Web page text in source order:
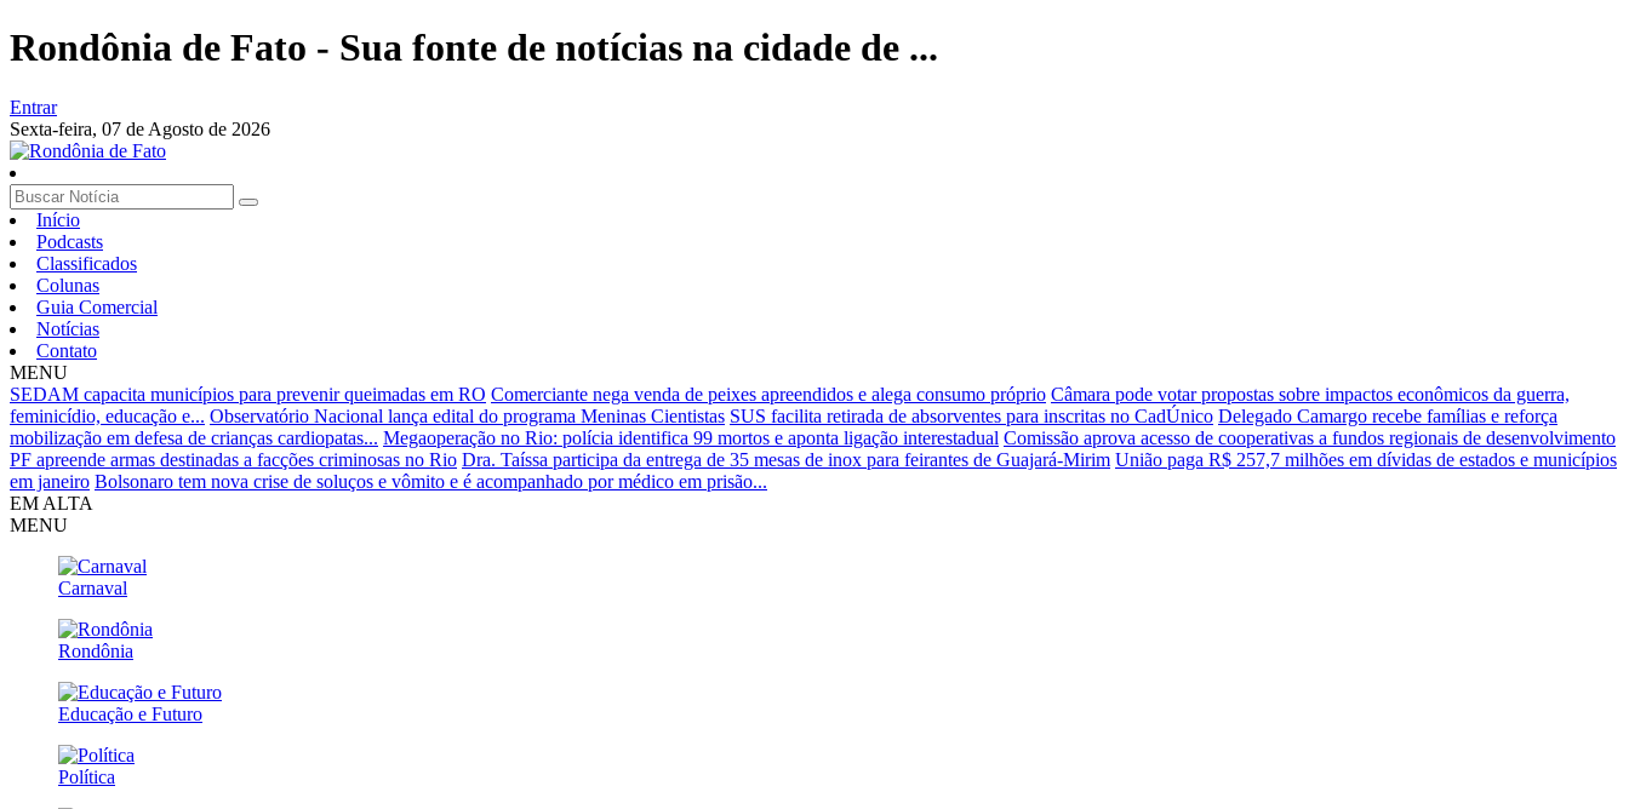
Rondônia de Fato - Sua fonte de notícias na cidade de ...
Entrar
Sexta-feira, 07 de Agosto de 2026
Início
Podcasts
Classificados
Colunas
Guia Comercial
Notícias
Contato
MENU
SEDAM capacita municípios para prevenir queimadas em RO Comerciante nega venda de peixes apreendidos e alega consumo próprio Câmara pode votar propostas sobre impactos econômicos da guerra,
feminicídio, educação e... Observatório Nacional lança edital do programa Meninas Cientistas SUS facilita retirada de absorventes para inscritas no CadÚnico Delegado Camargo recebe famílias e reforça
mobilização em defesa de crianças cardiopatas... Megaoperação no Rio: polícia identifica 99 mortos e aponta ligação interestadual Comissão aprova acesso de cooperativas a fundos regionais de desenvolvimento
PF apreende armas destinadas a facções criminosas no Rio Dra. Taíssa participa da entrega de 35 mesas de inox para feirantes de Guajará-Mirim União paga R$ 257,7 milhões em dívidas de estados e municípios
em janeiro Bolsonaro tem nova crise de soluços e vômito e é acompanhado por médico em prisão...
EM ALTA
MENU
Carnaval
Rondônia
Educação e Futuro
Política